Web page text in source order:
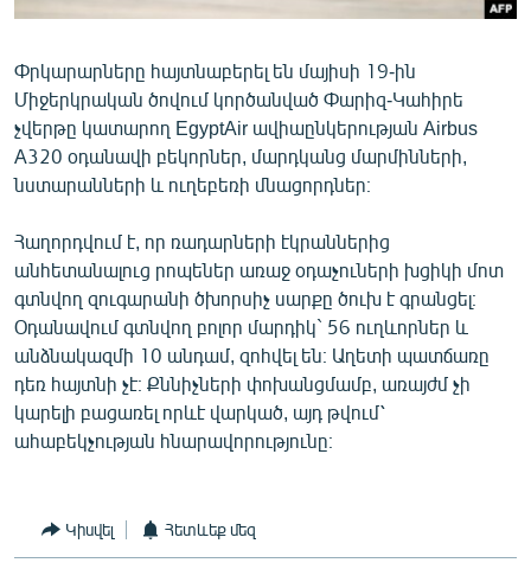
ՏՏ ԵՒ ԻՆՏԵՐՆԵՏ
ԿՈՐՈՆԱՎԻՐՈՒՍ
ԱՐԽԻՎ
ՏԵՍԱՆՅՈՒԹԵՐ
ԲԱՆԱՎԵՃ
ՁԳՏԵԼՈՎ ԼԱՎԱԳՈՒՅՆԻՆ
ՓՈԴՔԱՍԹ
Հայերեն
English
Русский
Փրկարարները հայտնաբերել են մայիսի 19-ին
Միջերկրական ծովում կործանված Փարիզ-Կահիրե
չվերթը կատարող EgyptAir ավիաընկերության Airbus
A320 օդանավի բեկորներ, մարդկանց մարմինների,
նստարանների և ուղեբեռի մնացորդներ։
Հաղորդվում է, որ ռադարների էկրաններից
անհետանալուց րոպեներ առաջ օդաչուների խցիկի մոտ
գտնվող զուգարանի ծխորսիչ սարքը ծուխ է գրանցել։
Օդանավում գտնվող բոլոր մարդիկ` 56 ուղևորներ և
անձնակազմի 10 անդամ, զոհվել են։ Աղետի պատճառը
դեռ հայտնի չէ։ Քննիչների փոխանցմամբ, առայժմ չի
կարելի բացառել որևէ վարկած, այդ թվում՝
ահաբեկչության հնարավորությունը։
Կիսվել Հետևեք մեզ